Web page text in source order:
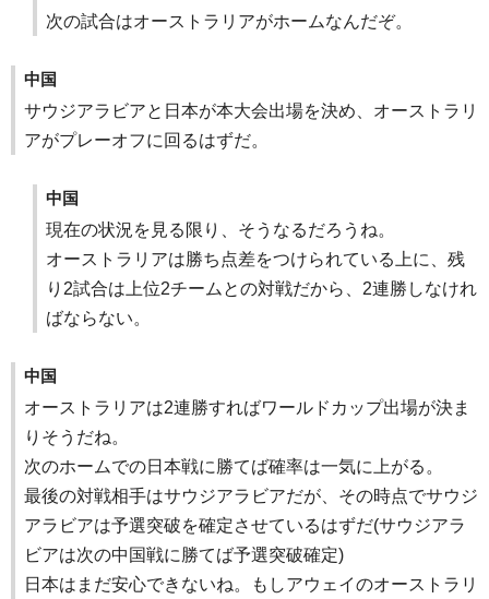
次の試合はオーストラリアがホームなんだぞ。
中国
サウジアラビアと日本が本大会出場を決め、オーストラリ
アがプレーオフに回るはずだ。
中国
現在の状況を見る限り、そうなるだろうね。
オーストラリアは勝ち点差をつけられている上に、残
り2試合は上位2チームとの対戦だから、2連勝しなけれ
ばならない。
中国
オーストラリアは2連勝すればワールドカップ出場が決ま
りそうだね。
次のホームでの日本戦に勝てば確率は一気に上がる。
最後の対戦相手はサウジアラビアだが、その時点でサウジ
アラビアは予選突破を確定させているはずだ(サウジアラ
ビアは次の中国戦に勝てば予選突破確定)
日本はまだ安心できないね。もしアウェイのオーストラリ